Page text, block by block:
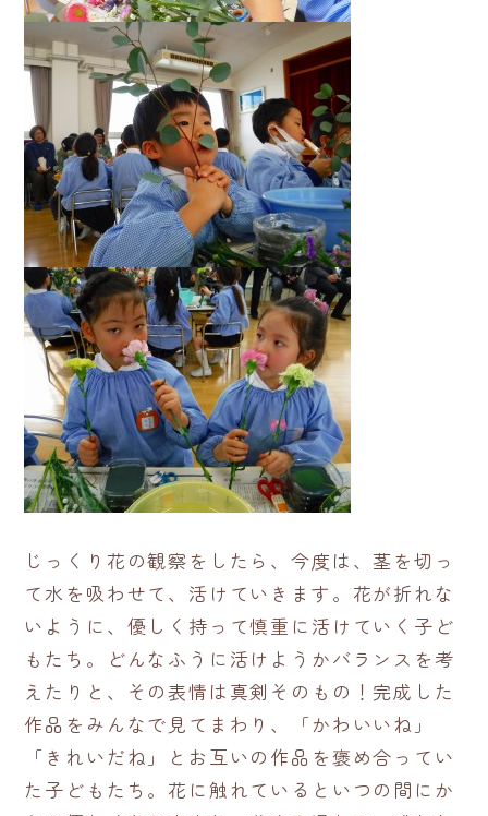
じっくり花の観察をしたら、今度は、茎を切っ
て水を吸わせて、活けていきます。花が折れな
いように、優しく持って慎重に活けていく子ど
もたち。どんなふうに活けようかバランスを考
えたりと、その表情は真剣そのもの！完成した
作品をみんなで見てまわり、「かわいいね」
「きれいだね」とお互いの作品を褒め合ってい
た子どもたち。花に触れているといつの間にか